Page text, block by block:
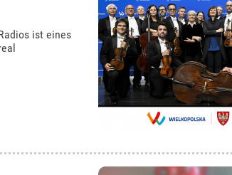
ist eines